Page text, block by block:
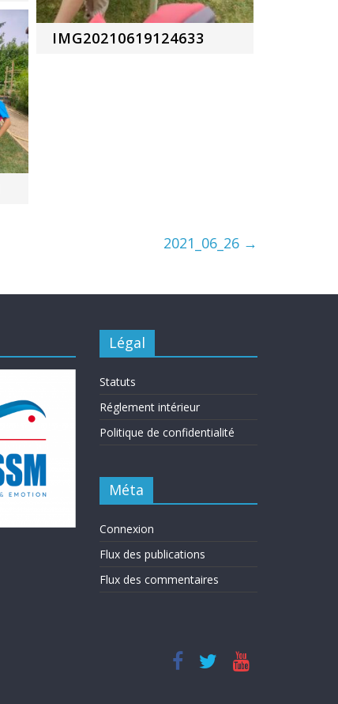
IMG20210619124633
2021_06_26 →
Légal
Statuts
Réglement intérieur
Politique de confidentialité
Méta
Connexion
Flux des publications
Flux des commentaires